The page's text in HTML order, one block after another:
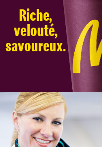
Riche,
velouté,
savoureux.